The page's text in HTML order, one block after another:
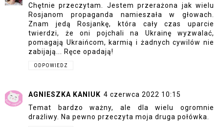
Chętnie przeczytam. Jestem przerażona jak wielu
Rosjanom propaganda namieszała w głowach.
Znam jedą Rosjankę, która cały czas uparcie
twierdzi, że oni pojchali na Ukrainę wyzwalać,
pomagają Ukraińcom, karmią i żadnych cywilów nie
zabijają... Ręce opadają!
ODPOWIEDZ
AGNIESZKA KANIUK 4 czerwca 2022 10:15
Temat bardzo ważny, ale dla wielu ogromnie
drażliwy. Na pewno przeczyta moja druga połówka.